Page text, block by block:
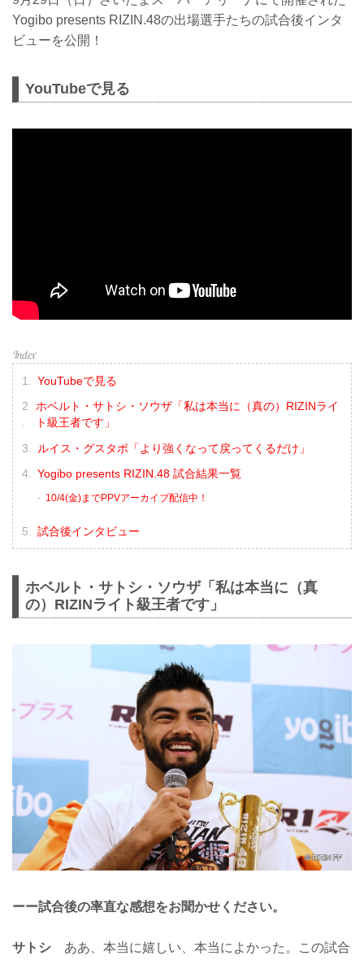
Yogibo presents RIZIN.48の出場選手たちの試合後インタ
ビューを公開！
YouTubeで見る
YouTubeで見る
ホベルト・サトシ・ソウザ「私は本当に（真の）RIZINライ
ト級王者です」
ルイス・グスタボ「より強くなって戻ってくるだけ」
Yogibo presents RIZIN.48 試合結果一覧
10/4(金)までPPVアーカイブ配信中！
試合後インタビュー
ホベルト・サトシ・ソウザ「私は本当に（真
の）RIZINライト級王者です」
ーー試合後の率直な感想をお聞かせください。
サトシ ああ、本当に嬉しい、本当によかった。この試合